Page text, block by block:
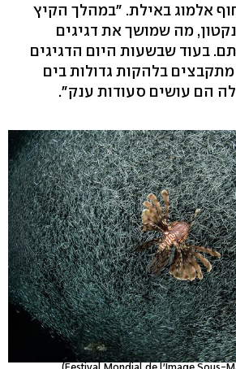
אלמוג באילת. "במהלך הקיץ
מה שמושך את דגיגים
בעוד שבשעות היום הדגיגים
בלהקות גדולות בים
הם עושים סעודות ענק".